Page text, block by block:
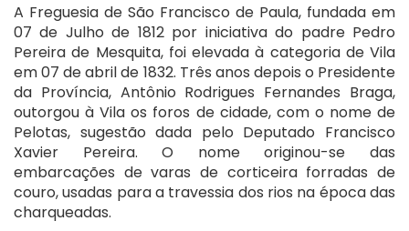
A Freguesia de São Francisco de Paula, fundada em
07 de Julho de 1812 por iniciativa do padre Pedro
Pereira de Mesquita, foi elevada à categoria de Vila
em 07 de abril de 1832. Três anos depois o Presidente
da Província, Antônio Rodrigues Fernandes Braga,
outorgou à Vila os foros de cidade, com o nome de
Pelotas, sugestão dada pelo Deputado Francisco
Xavier Pereira. O nome originou-se das
embarcações de varas de corticeira forradas de
couro, usadas para a travessia dos rios na época das
charqueadas.